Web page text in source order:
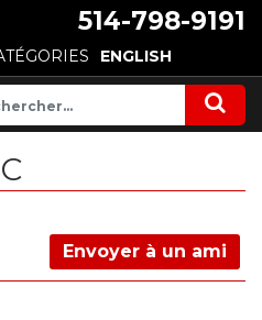
514-798-9191
ENGLISH
Envoyer à un ami